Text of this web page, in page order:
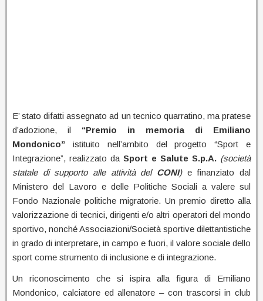
E’ stato difatti assegnato ad un tecnico quarratino, ma pratese
d’adozione, il “Premio in memoria di Emiliano
Mondonico” istituito nell’ambito del progetto “Sport e
Integrazione”, realizzato da Sport e Salute S.p.A. (società
statale di supporto alle attività del CONI) e finanziato dal
Ministero del Lavoro e delle Politiche Sociali a valere sul
Fondo Nazionale politiche migratorie. Un premio diretto alla
valorizzazione di tecnici, dirigenti e/o altri operatori del mondo
sportivo, nonché Associazioni/Società sportive dilettantistiche
in grado di interpretare, in campo e fuori, il valore sociale dello
sport come strumento di inclusione e di integrazione.
Un riconoscimento che si ispira alla figura di Emiliano
Mondonico, calciatore ed allenatore – con trascorsi in club